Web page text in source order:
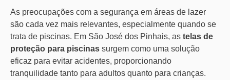
As preocupações com a segurança em áreas de lazer
são cada vez mais relevantes, especialmente quando se
trata de piscinas. Em São José dos Pinhais, as telas de
proteção para piscinas surgem como uma solução
eficaz para evitar acidentes, proporcionando
tranquilidade tanto para adultos quanto para crianças.